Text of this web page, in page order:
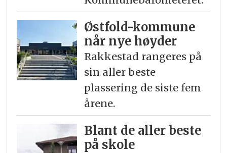
Østfold-kommune
når nye høyder
Rakkestad rangeres på
sin aller beste
plassering de siste fem
årene.
Blant de aller beste
på skole